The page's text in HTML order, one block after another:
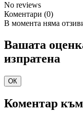
No reviews
Коментари (0)
В момента няма
Вашата
изпратена
ОК
Коментар